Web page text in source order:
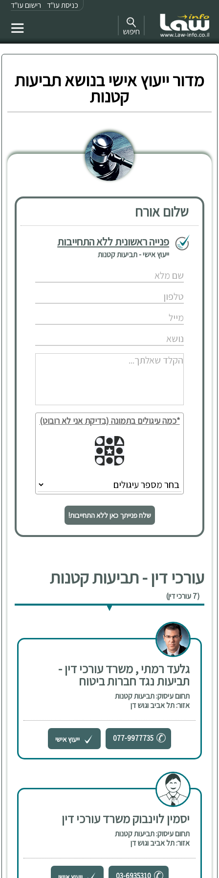
כניסת עו"ד רישום עו"ד
חיפוש
מדור ייעוץ אישי בנושא תביעות
קטנות
שלום אורח
פנייה ראשונית ללא התחייבות
ייעוץ אישי - תביעות קטנות
*כמה עיגולים בתמונה (בדיקת אני לא רובוט)
שלח פנייתך כאן ללא התחייבות!
עורכי דין - תביעות קטנות
(7 עורכי דין)
גלעד רמתי , משרד עורכי דין -
תביעות נגד חברות ביטוח
תחום עיסוק: תביעות קטנות
אזור: תל אביב וגוש דן
077-9977735 ייעוץ אישי
יסמין לוינבוק משרד עורכי דין
תחום עיסוק: תביעות קטנות
אזור: תל אביב וגוש דן
03-6935310